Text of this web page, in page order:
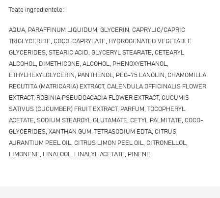
Toate ingredientele:
AQUA, PARAFFINUM LIQUIDUM, GLYCERIN, CAPRYLIC/CAPRIC
TRIGLYCERIDE, COCO-CAPRYLATE, HYDROGENATED VEGETABLE
GLYCERIDES, STEARIC ACID, GLYCERYL STEARATE, CETEARYL
ALCOHOL, DIMETHICONE, ALCOHOL, PHENOXYETHANOL,
ETHYLHEXYLGLYCERIN, PANTHENOL, PEG-75 LANOLIN, CHAMOMILLA
RECUTITA (MATRICARIA) EXTRACT, CALENDULA OFFICINALIS FLOWER
EXTRACT, ROBINIA PSEUDOACACIA FLOWER EXTRACT, CUCUMIS
SATIVUS (CUCUMBER) FRUIT EXTRACT, PARFUM, TOCOPHERYL
ACETATE, SODIUM STEAROYL GLUTAMATE, CETYL PALMITATE, COCO-
GLYCERIDES, XANTHAN GUM, TETRASODIUM EDTA, CITRUS
AURANTIUM PEEL OIL, CITRUS LIMON PEEL OIL, CITRONELLOL,
LIMONENE, LINALOOL, LINALYL ACETATE, PINENE